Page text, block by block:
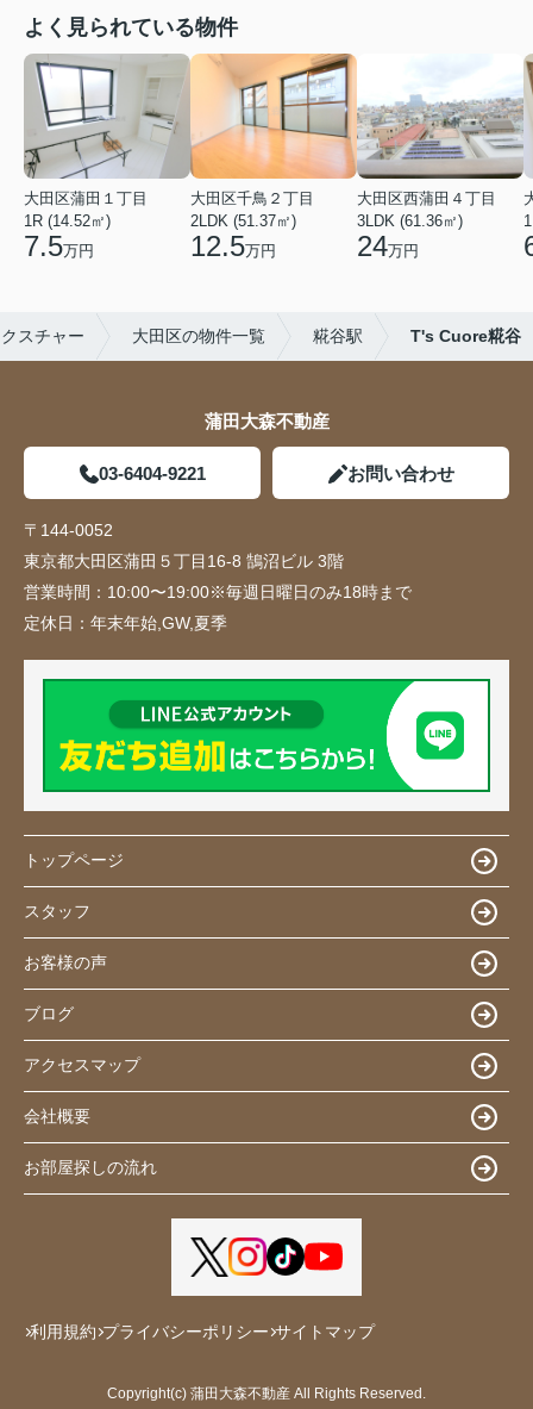
よく見られている物件
大田区蒲田１丁目
1R (14.52㎡)
7.5万円
大田区千鳥２丁目
2LDK (51.37㎡)
12.5万円
大田区西蒲田４丁目
3LDK (61.36㎡)
24万円
スチャー 大田区の物件一覧 糀谷駅 T's Cuore糀谷
蒲田大森不動産
03-6404-9221 お問い合わせ
〒144-0052
東京都大田区蒲田５丁目16-8 鵠沼ビル 3階
営業時間： 10:00〜19:00※毎週日曜日のみ18時まで
定休日： 年末年始,GW,夏季
トップページ
スタッフ
お客様の声
ブログ
アクセスマップ
会社概要
お部屋探しの流れ
利用規約 プライバシーポリシー サイトマップ
Copyright(c) 蒲田大森不動産 All Rights Reserved.